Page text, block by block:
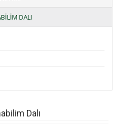
DALI
Dalı